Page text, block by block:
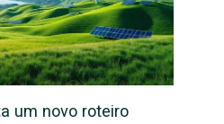
um novo roteiro